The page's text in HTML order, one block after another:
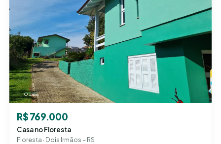
R$ 769.000
Casa no Floresta
Floresta · Dois Irmãos – RS